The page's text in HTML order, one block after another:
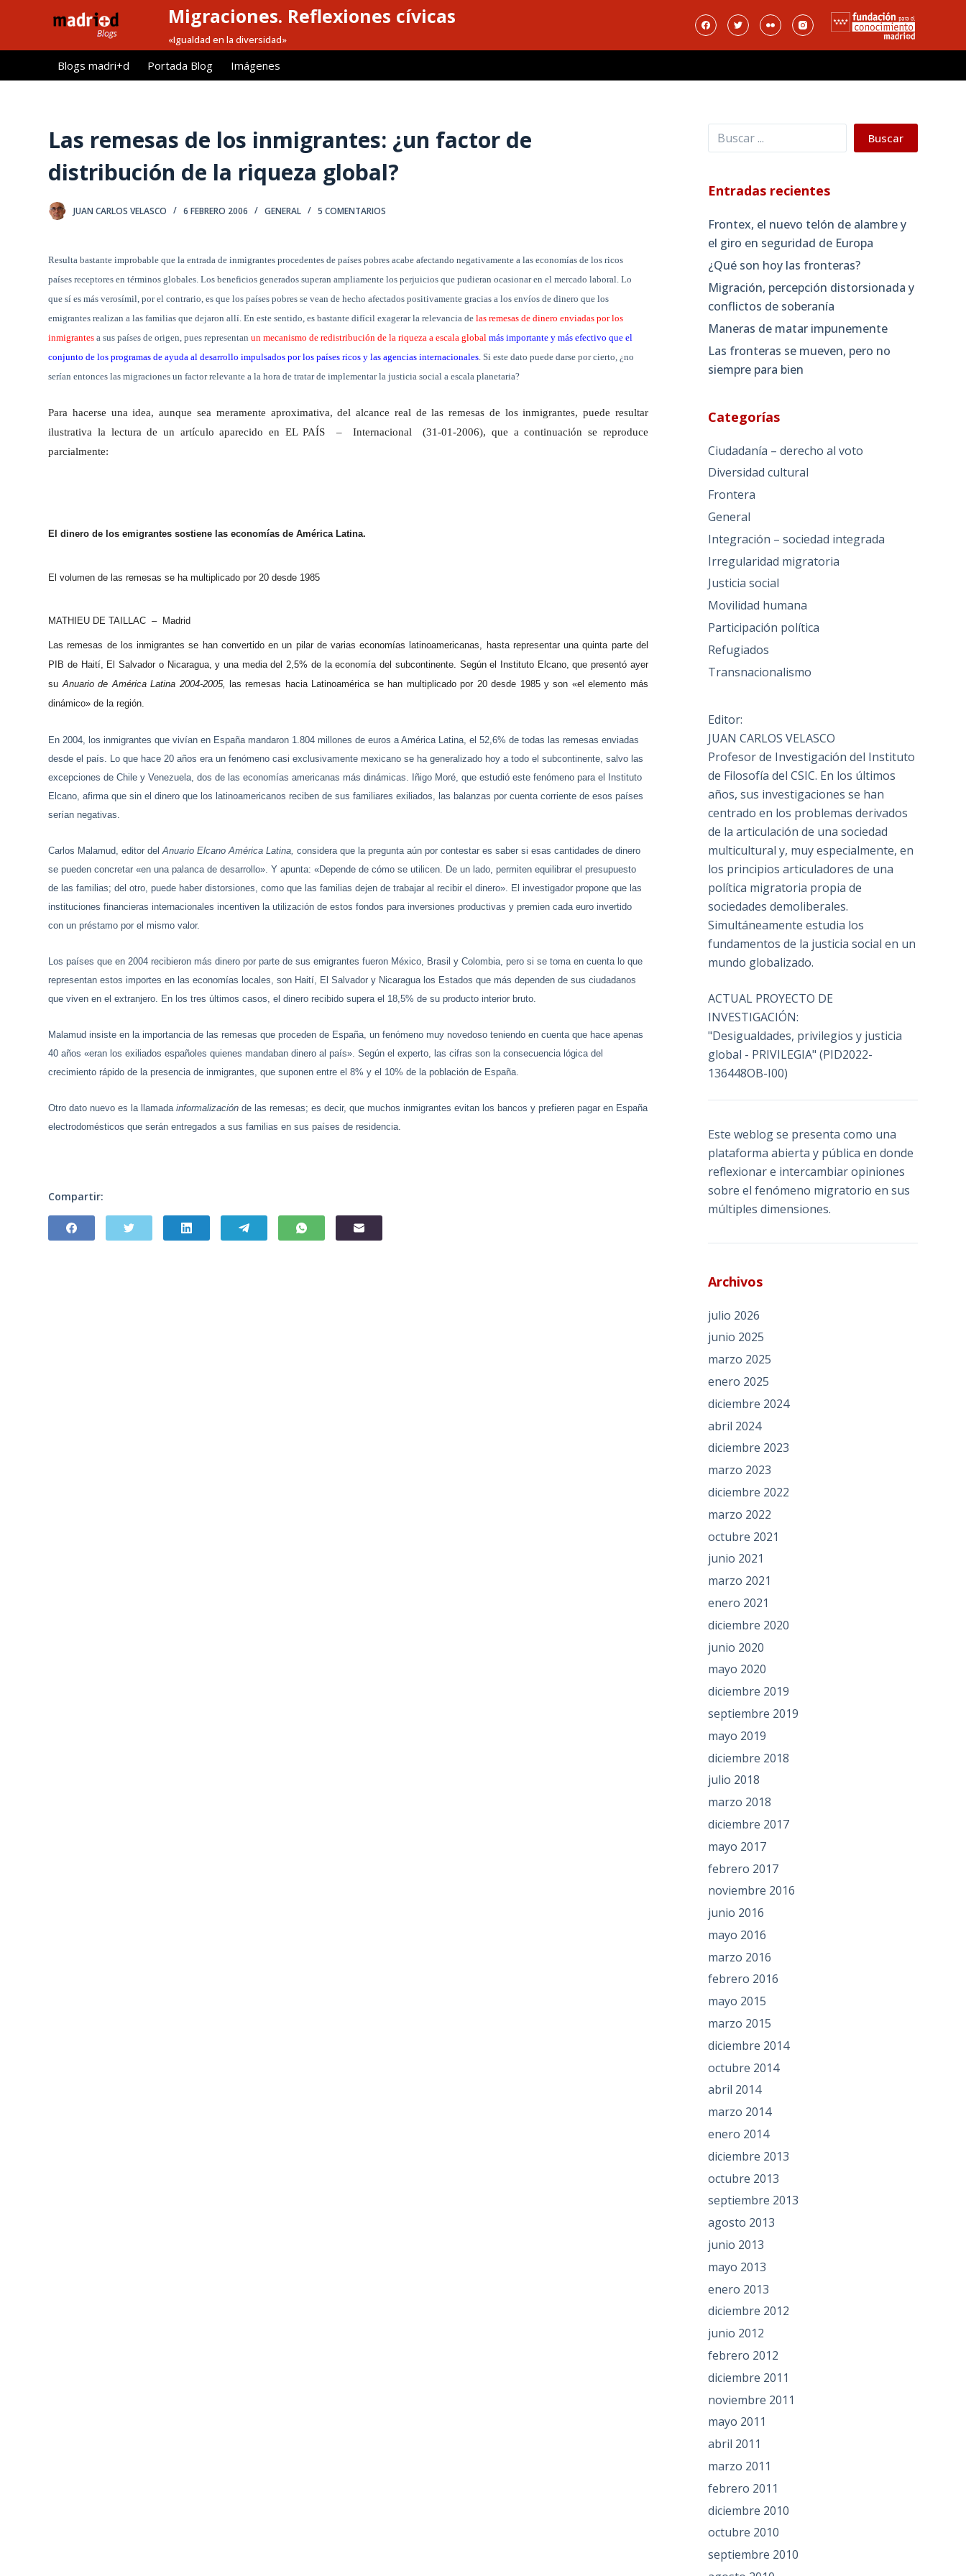
l
Migraciones. Reflexiones cívicas
«Igualdad en la diversidad»
Blogs madri+d Portada Blog Imágenes
Las remesas de los inmigrantes: ¿un factor de
distribución de la riqueza global?
JUAN CARLOS VELASCO 6 FEBRERO 2006 GENERAL 5 COMENTARIOS
Resulta bastante improbable que la entrada de inmigrantes procedentes depaíses pobres acabe afectando negativamente a las economías de los ricos
países receptores en términos globales. Los beneficios generados superan ampliamente los perjuicios que pudieran ocasionar en el mercado laboral. Lo
que sí es más verosímil, por el contrario, es que los países pobres se vean de hecho afectados positivamente gracias a los envíos de dinero que los
emigrantes realizan a las familias que dejaron allí. En este sentido, es bastante difícil exagerar la relevancia delas remesas de dinero enviadas por los
inmigrantes a sus países de origen, pues representanun mecanismo de redistribución de la riqueza a escala global más importante y más efectivo que el
conjunto de los programas de ayuda al desarrollo impulsados por los países ricos y las agencias internacionales. Si este dato puede darse por cierto, ¿no
serían entonces las migraciones un factor relevante a la hora de tratar de implementar la justicia social a escala planetaria?
Para hacerse una idea, aunque sea meramente aproximativa, del alcance real de las remesas de los inmigrantes, puede resultar
ilustrativa la lectura de un artículo aparecido en EL PAÍS – Internacional
(31-01-2006), que a continuación se reproduce
parcialmente:
El dinero de los emigrantes sostiene las economías de América Latina.
El volumen de las remesas se ha multiplicado por 20 desde 1985
MATHIEU DE TAILLAC – Madrid
Las remesas de los inmigrantes se han convertido en un pilar de varias economías latinoamericanas, hasta representar una quinta parte del
PIB de Haití, El Salvador o Nicaragua, y una media del 2,5% de la economía del subcontinente. Según el Instituto Elcano, que presentó ayer
suAnuario de América Latina 2004-2005,
las remesas hacia Latinoamérica se han multiplicado por 20 desde 1985 y son «el elemento más
dinámico» de la región.
En 2004, los inmigrantes que vivían en España mandaron 1.804 millones de euros a América Latina, el 52,6% de todas las remesas enviadas
desde el país. Lo que hace 20 años era un fenómeno casi exclusivamente mexicano se ha generalizado hoy a todo el subcontinente, salvo las
excepciones de Chile y Venezuela, dos de las economías americanas más dinámicas. Iñigo Moré, que estudió este fenómeno para el Instituto
Elcano, afirma que sin el dinero que los latinoamericanos reciben de sus familiares exiliados, las balanzas por cuenta corriente de esos países
serían negativas.
Carlos Malamud, editor delAnuario Elcano América Latina, considera que la pregunta aún por contestar es saber si esas cantidades de dinero
se pueden concretar «en una palanca de desarrollo». Y apunta: «Depende de cómo se utilicen. De un lado, permiten equilibrar el presupuesto
de las familias; del otro, puede haber distorsiones, como que las familias dejen de trabajar al recibir el dinero». El investigador propone que las
instituciones financieras internacionales incentiven la utilización de estos fondos para inversiones productivas y premien cada euro invertido
con un préstamo por el mismo valor.
Los países que en 2004 recibieron más dinero por parte de sus emigrantes fueron México, Brasil y Colombia, pero si se toma en cuenta lo que
representan estos importes en las economías locales, son Haití, El Salvador y Nicaragua los Estados que más dependen de sus ciudadanos
que viven en el extranjero. En los tres últimos casos, el dinero recibido supera el 18,5% de su producto interior bruto.
Malamud insiste en la importancia de las remesas que proceden de España, un fenómeno muy novedoso teniendo en cuenta que hace apenas
40 años «eran los exiliados españoles quienes mandaban dinero al país». Según el experto, las cifras son la consecuencia lógica del
crecimiento rápido de la presencia de inmigrantes, que suponen entre el 8% y el 10% de la población de España.
Otro dato nuevo es la llamadainformalización de las remesas; es decir, que muchos inmigrantes evitan los bancos y prefieren pagar en España
electrodomésticos que serán entregados a sus familias en sus países de residencia.
Compartir:
Buscar Buscar
Entradas recientes
Frontex, el nuevo telón de alambre y
el giro en seguridad de Europa
¿Qué son hoy las fronteras?
Migración, percepción distorsionada y
conflictos de soberanía
Maneras de matar impunemente
Las fronteras se mueven, pero no
siempre para bien
Categorías
Ciudadanía – derecho al voto
Diversidad cultural
Frontera
General
Integración – sociedad integrada
Irregularidad migratoria
Justicia social
Movilidad humana
Participación política
Refugiados
Transnacionalismo
Editor:
JUAN CARLOS VELASCO
Profesor de Investigación del Instituto
de Filosofía del CSIC. En los últimos
años, sus investigaciones se han
centrado en los problemas derivados
de la articulación de una sociedad
multicultural y, muy especialmente, en
los principios articuladores de una
política migratoria propia de
sociedades demoliberales.
Simultáneamente estudia los
fundamentos de la justicia social en un
mundo globalizado.
ACTUAL PROYECTO DE
INVESTIGACIÓN:
"Desigualdades, privilegios y justicia
global - PRIVILEGIA" (PID2022-
136448OB-I00)
Este weblog se presenta como una
plataforma abierta y pública en donde
reflexionar e intercambiar opiniones
sobre el fenómeno migratorio en sus
múltiples dimensiones.
Archivos
julio 2026
junio 2025
marzo 2025
enero 2025
diciembre 2024
abril 2024
diciembre 2023
marzo 2023
diciembre 2022
marzo 2022
octubre 2021
junio 2021
marzo 2021
enero 2021
diciembre 2020
junio 2020
mayo 2020
diciembre 2019
septiembre 2019
mayo 2019
diciembre 2018
julio 2018
marzo 2018
diciembre 2017
mayo 2017
febrero 2017
noviembre 2016
junio 2016
mayo 2016
marzo 2016
febrero 2016
mayo 2015
marzo 2015
diciembre 2014
octubre 2014
abril 2014
marzo 2014
enero 2014
diciembre 2013
octubre 2013
septiembre 2013
agosto 2013
junio 2013
mayo 2013
enero 2013
diciembre 2012
junio 2012
febrero 2012
diciembre 2011
noviembre 2011
mayo 2011
abril 2011
marzo 2011
febrero 2011
diciembre 2010
octubre 2010
septiembre 2010